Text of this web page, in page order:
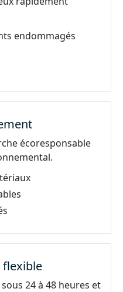
endommagés
écoresponsable
24 à 48 heures et